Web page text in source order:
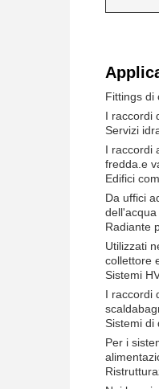
Fittings di
I raccordi
Servizi
I raccordi
fredda.e
Edifici
Da uffici
Radiante
Utilizzati
collettore
Sistemi
I raccordi
Sistemi di
Per i